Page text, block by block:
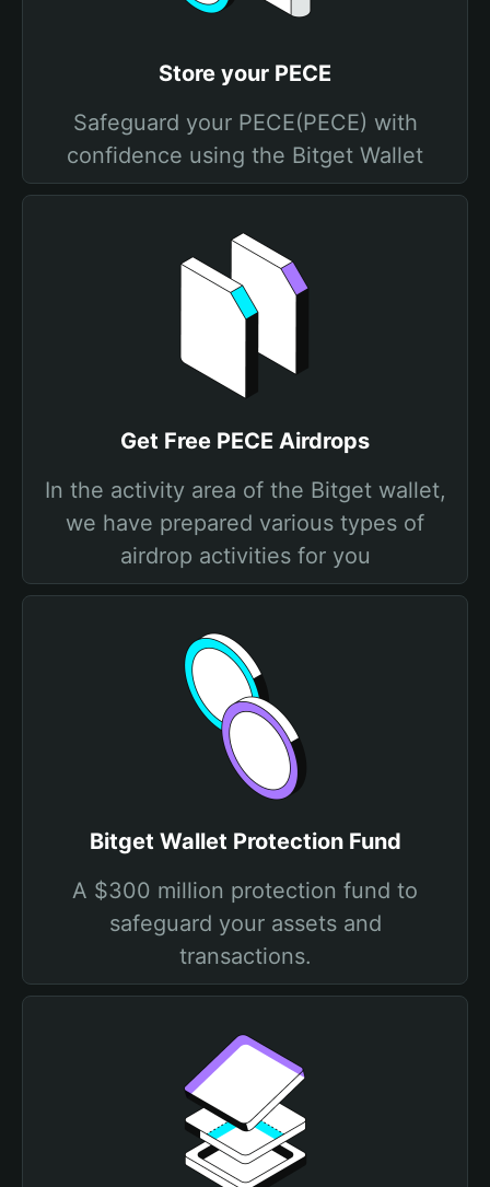
Store your PECE
Safeguard your PECE(PECE) with
confidence using the Bitget Wallet
Get Free PECE Airdrops
In the activity area of the Bitget wallet,
we have prepared various types of
airdrop activities for you
Bitget Wallet Protection Fund
A $300 million protection fund to
safeguard your assets and
transactions.